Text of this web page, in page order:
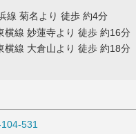
線 菊名より 徒歩 約4分
横線 妙蓮寺より 徒歩 約16分
横線 大倉山より 徒歩 約18分
531